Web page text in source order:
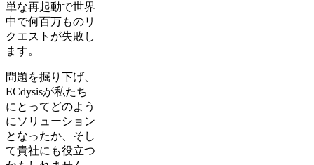
単な再起動で世界
中で何百万ものリ
クエストが失敗し
ます。
問題を掘り下げ、
ECdysisが私たち
にとってどのよう
にソリューション
となったか、そし
て貴社にも役立つ